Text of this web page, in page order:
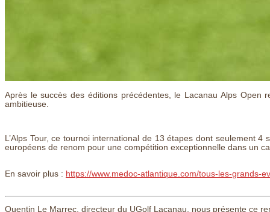
Après le succès des éditions précédentes, le Lacanau Alps
ambitieuse.
L’Alps Tour, ce tournoi international de 13 étapes dont seulement
européens de renom pour une compétition exceptionnelle dans un
En savoir plus : https://www.medoc-atlantique.com/tous-les-grands-
Quentin Le Marrec, directeur du UGolf Lacanau, nous présente ce